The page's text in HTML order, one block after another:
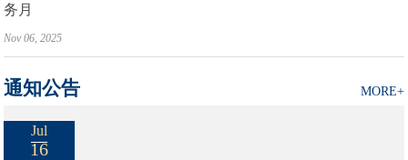
务月
Nov 06, 2025
MORE+
通知公告
Jul
16